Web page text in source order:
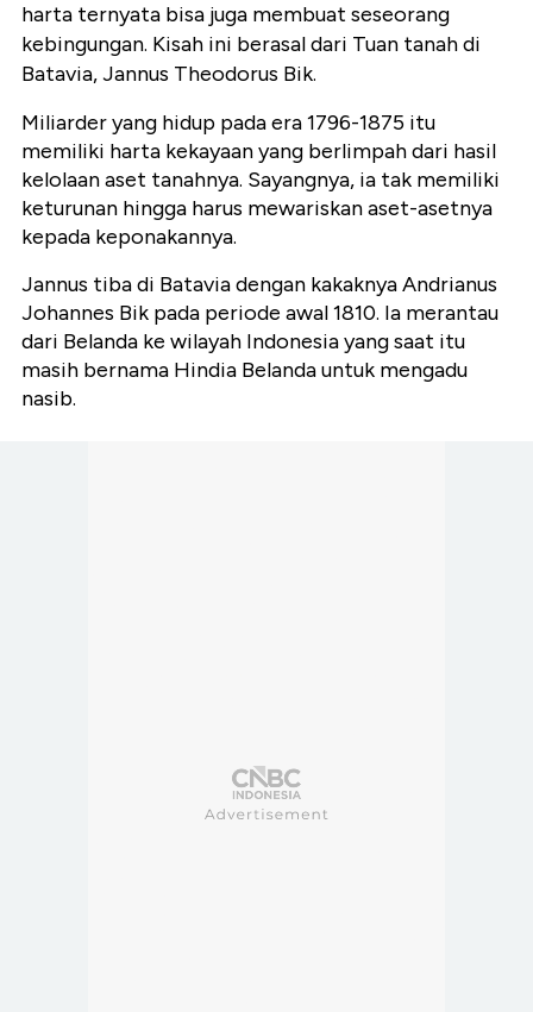
harta ternyata bisa juga membuat seseorang
kebingungan. Kisah ini berasal dari Tuan tanah di
Batavia, Jannus Theodorus Bik.
Miliarder yang hidup pada era 1796-1875 itu
memiliki harta kekayaan yang berlimpah dari hasil
kelolaan aset tanahnya. Sayangnya, ia tak memiliki
keturunan hingga harus mewariskan aset-asetnya
kepada keponakannya.
Jannus tiba di Batavia dengan kakaknya Andrianus
Johannes Bik pada periode awal 1810. Ia merantau
dari Belanda ke wilayah Indonesia yang saat itu
masih bernama Hindia Belanda untuk mengadu
nasib.